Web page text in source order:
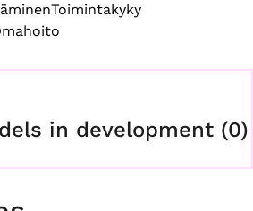
Toimintakyky
in development (0)